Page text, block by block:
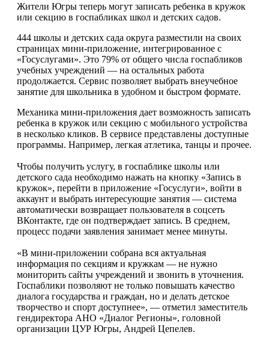
Жители Югры теперь могут записать ребенка в кружок
или секцию в госпабликах школ и детских садов.
444 школы и детских сада округа разместили на своих
страницах мини-приложение, интегрированное с
«Госуслугами». Это 79% от общего числа госпабликов
учебных учреждений — на остальных работа
продолжается. Сервис позволяет выбрать внеучебное
занятие для школьника в удобном и быстром формате.
Механика мини-приложения дает возможность записать
ребенка в кружок или секцию с мобильного устройства
в несколько кликов. В сервисе представлены доступные
программы. Например, легкая атлетика, танцы и прочее.
Чтобы получить услугу, в госпаблике школы или
детского сада необходимо нажать на кнопку «Запись в
кружок», перейти в приложение «Госуслуги», войти в
аккаунт и выбрать интересующие занятия — система
автоматически возвращает пользователя в соцсеть
ВКонтакте, где он подтверждает запись. В среднем,
процесс подачи заявления занимает менее минуты.
«В мини-приложении собрана вся актуальная
информация по секциям и кружкам — не нужно
мониторить сайты учреждений и звонить в уточнения.
Госпаблики позволяют не только повышать качество
диалога государства и граждан, но и делать детское
творчество и спорт доступнее», — отметил заместитель
гендиректора АНО «Диалог Регионы», головной
организации ЦУР Югры, Андрей Цепелев.